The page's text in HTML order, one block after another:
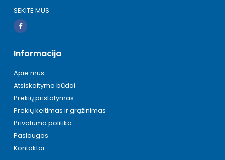
SEKITE MUS
Informacija
Apie mus
Atsiskaitymo būdai
Prekių pristatymas
Prekių keitimas ir grąžinimas
Privatumo politika
Paslaugos
Kontaktai